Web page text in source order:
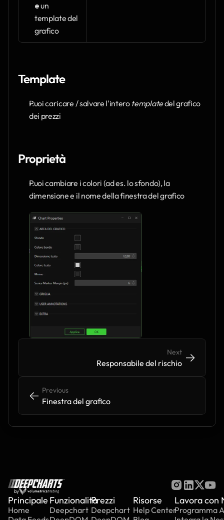
e un
template del
grafico
Template
Puoi caricare / salvare l'intero template del grafico
dei prezzi
Proprietà
Puoi cambiare i colori (ad es. lo sfondo), la
dimensione e il nome della finestra del grafico
<- <-
Previous
Finestra del grafico
Next
Responsabile del rischio
-> ->
by
Principale
Home
Funzionalità
Deepchart
Prezzi
Deepchart
Risorse
Help Center
Lavora con
Programma